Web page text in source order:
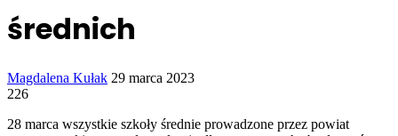
średnich
Magdalena Kułak Send
29 marca 2023
226
28 marca wszystkie szkoły średnie prowadzone przez powiat